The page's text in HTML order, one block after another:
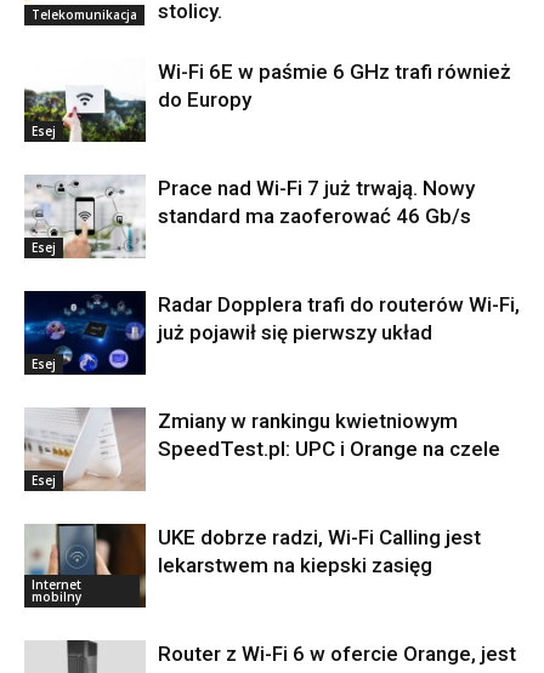
Telekomunikacja
stolicy.
Esej
Wi-Fi 6E w paśmie 6 GHz trafi również
do Europy
Esej
Prace nad Wi-Fi 7 już trwają. Nowy
standard ma zaoferować 46 Gb/s
Esej
Radar Dopplera trafi do routerów Wi-Fi,
już pojawił się pierwszy układ
Esej
Zmiany w rankingu kwietniowym
SpeedTest.pl: UPC i Orange na czele
Internet
mobilny
UKE dobrze radzi, Wi-Fi Calling jest
lekarstwem na kiepski zasięg
Router z Wi-Fi 6 w ofercie Orange, jest